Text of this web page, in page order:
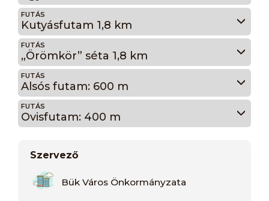
FUTÁS
Kutyásfutam 1,8 km
FUTÁS
„Örömkör” séta 1,8 km
FUTÁS
Alsós futam: 600 m
FUTÁS
Ovisfutam: 400 m
Szervező
Bük Város Önkormányzata